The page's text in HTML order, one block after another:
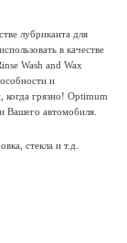
лубриканта для
в качестве
Wash and Wax
и
когда грязно! Optimum
Вашего автомобиля.
стекла и т.д.